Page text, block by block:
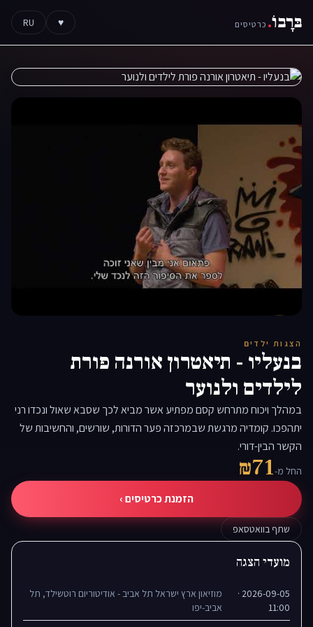
בּרָבוֹ. כרטיסים ♥
RU
▶
הצגות ילדים
בנעליו - תיאטרון אורנה פורת
לילדים ולנוער
במהלך ויכוח מתרחש קסם מפתיע אשר מביא לכך שסבא שאול ונכדו רני
יתהפכו. קומדיה מרגשת שבמרכזה פער הדורות, שורשים, והחשיבות של
הקשר הבין-דורי.
החל מ-₪71
הזמנת כרטיסים ›
שתף בוואטסאפ
מועדי הצגה
2026-09-05 ·
11:00
מוזיאון ארץ ישראל תל אביב - אודיטוריום רוטשילד, תל
אביב-יפו